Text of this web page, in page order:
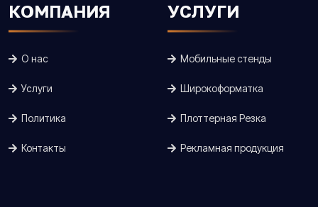
КОМПАНИЯ
О нас
Услуги
Политика
Контакты
УСЛУГИ
Мобильные стенды
Широкоформатка
Плоттерная Резка
Рекламная продукция